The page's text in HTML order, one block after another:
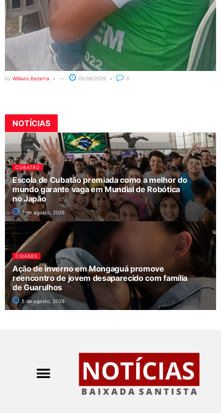
by Willians Bezerra 05/08/2026 0
NOTÍCIAS
CUBATÃO
Escola de Cubatão premiada como a melhor do
mundo garante vaga em Mundial de Robótica
no Japão
7 de agosto, 2026
CIDADES
Ação de inverno em Mongaguá promove
reencontro de jovem desaparecido com família
de Guarulhos
5 de agosto, 2026